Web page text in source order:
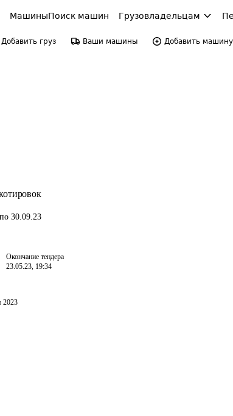
МашиныПоиск машин Грузовладельцам
Добавить груз Ваши машины Добавить машину
30.09.23
Окончание тендера
23.05.23, 19:34
2023